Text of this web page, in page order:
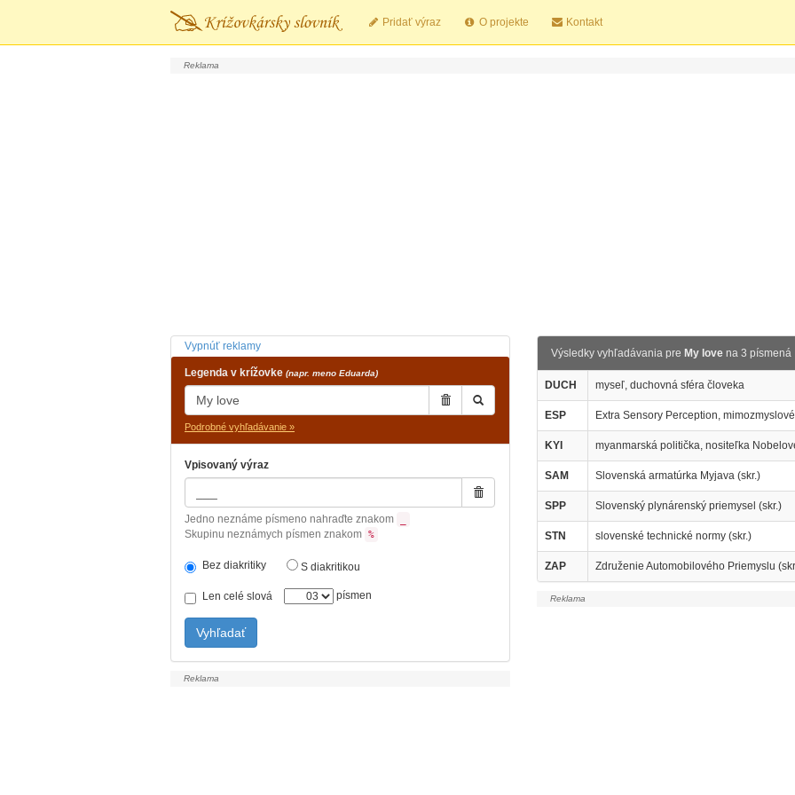
Pridať výraz O projekte Kontakt
Vypnúť reklamy
Legenda v krížovke (napr. meno Eduarda)
Podrobné vyhľadávanie »
Vpisovaný výraz
Jedno neznáme písmeno nahraďte znakom
Skupinu neznámych písmen znakom %
Bez diakritiky S diakritikou
Len celé slová písmen
Vyhľadať
Výsledky vyhľadávania pre My lovena 3 písmená
DUCH myseľ, duchovná sféra človeka
ESP Extra Sensory Perception,
KYI myanmarská politička, nositeľka
SAM Slovenská armatúrka Myjava (skr.)
SPP Slovenský plynárenský priemysel (skr.)
STN slovenské technické normy (skr.)
ZAP Združenie Automobilového Priemyslu